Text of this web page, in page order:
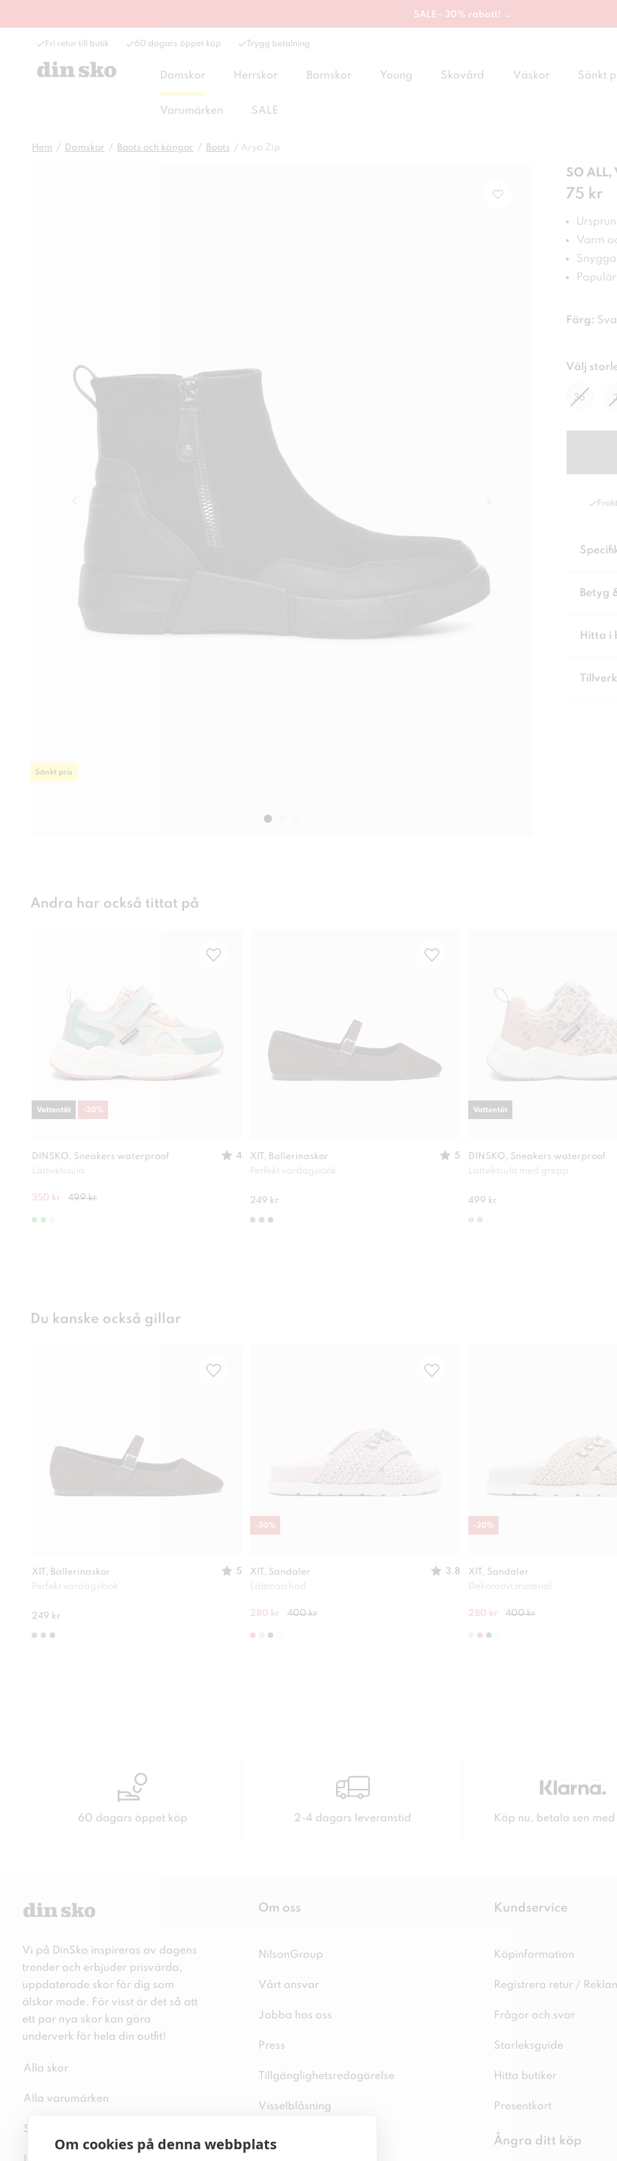
Om cookies på denna webbplats
SALE - 30% rabatt! →
Fri retur till butik 60 dagars öppet köp Trygg betalning
Damskor Herrskor Barnskor Young Skovård Väskor Sänkt
Varumärken SALE
Hem Damskor Boots och kängor Boots Arya Zip
Sänkt pris
SO
Pris :75
75 kr
Varm
Färg:
Välj
36
Betyg
Hitta i
Andra har också tittat på
DINSKO, Sneakers waterproof
4
Lättviktssula
350 kr 499 kr
Vattentät -30%
XIT, Ballerinaskor
5
Perfekt vardagslook
249 kr
DINSKO, Sneakers waterproof
Lättviktsula med grepp
499 kr
Vattentät
Du kanske också gillar
XIT, Ballerinaskor
5
Perfekt vardagslook
249 kr
XIT, Sandaler
3.8
Lättmatchad
280 kr 400 kr
-30%
XIT, Sandaler
Dekorativt material
280 kr 400 kr
-30%
60 dagars öppet köp 2-4 dagars leveranstid Köp nu, betala sen
Vi på DinSko inspireras av dagens
trender och erbjuder prisvärda,
uppdaterade skor för dig som
älskar mode. För visst är det så att
ett par nya skor kan göra
underverk för hela din outfit!
Alla skor
Alla varumärken
Sitemap
Om oss
NilsonGroup
Vårt ansvar
Jobba hos oss
Press
Tillgänglighetsredogörelse
Visselblåsning
Kundservice
Köpinformation
Registrera retur /
Frågor och svar
Storleksguide
Hitta butiker
Presentkort
Ångra ditt köp